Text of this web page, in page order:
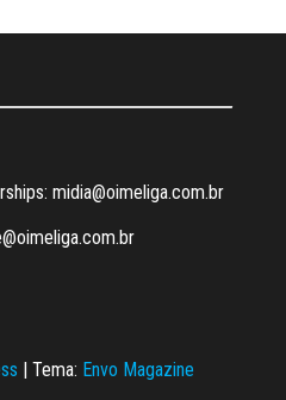
midia@oimeliga.com.br
Tema: Envo Magazine